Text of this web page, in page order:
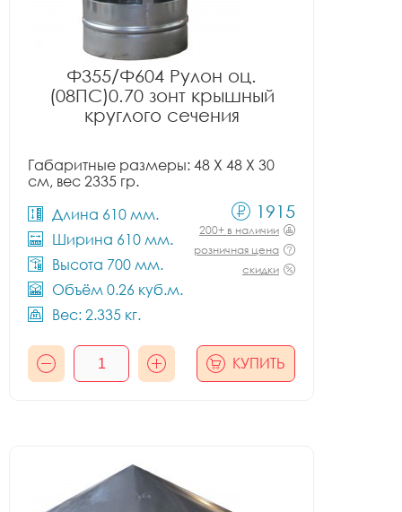
Ф355/Ф604 Рулон оц.
(08ПС)0.70 зонт крышный
круглого сечения
Габаритные размеры: 48 X 48 X 30
см, вес 2335 гр.
Длина 610 мм.
Ширина 610 мм.
Высота 700 мм.
Объём 0.26 куб.м.
Вес: 2.335 кг.
1915
200+ в наличии
розничная цена
скидки
КУПИТЬ